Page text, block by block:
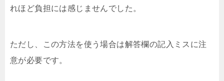
れほど負担には感じませんでした。
ただし、この方法を使う場合は解答欄の記入ミスに注
意が必要です。